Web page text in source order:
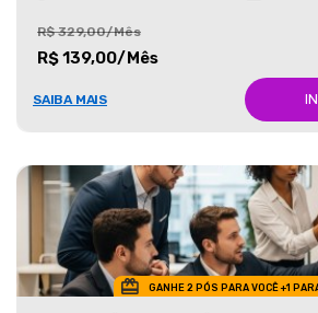
R$ 329,00/Mês
R$ 139,00/Mês
SAIBA MAIS
GANHE 2 PÓS PARA VOCÊ +1